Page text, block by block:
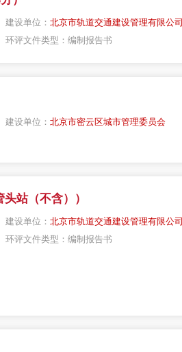
建设单位： 北京市轨道交通建设管理有限公司
环评文件类型： 编制报告书
建设单位： 北京市密云区城市管理委员会
站（不含））
建设单位： 北京市轨道交通建设管理有限公司
环评文件类型： 编制报告书